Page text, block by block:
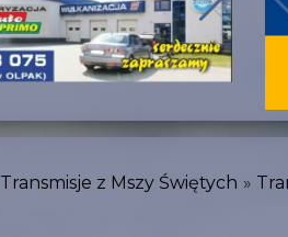
Transmisje z Mszy Świętych